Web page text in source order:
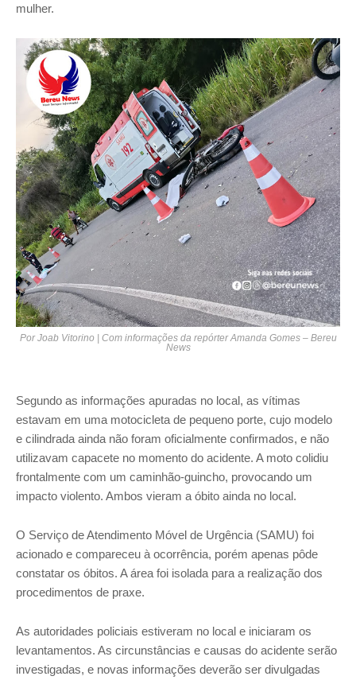
mulher.
Por Joab Vitorino | Com informações da repórter Amanda Gomes – Bereu
News
Segundo as informações apuradas no local, as vítimas
estavam em uma motocicleta de pequeno porte, cujo modelo
e cilindrada ainda não foram oficialmente confirmados, e não
utilizavam capacete no momento do acidente. A moto colidiu
frontalmente com um caminhão-guincho, provocando um
impacto violento. Ambos vieram a óbito ainda no local.
O Serviço de Atendimento Móvel de Urgência (SAMU) foi
acionado e compareceu à ocorrência, porém apenas pôde
constatar os óbitos. A área foi isolada para a realização dos
procedimentos de praxe.
As autoridades policiais estiveram no local e iniciaram os
levantamentos. As circunstâncias e causas do acidente serão
investigadas, e novas informações deverão ser divulgadas